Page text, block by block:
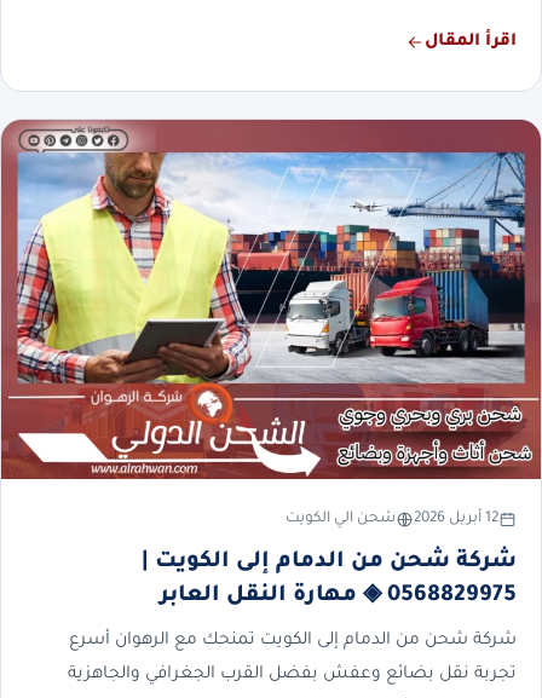
اقرأ المقال
12 أبريل 2026 شحن الي الكويت
شركة شحن من الدمام إلى الكويت |
0568829975 ◈ مهارة النقل العابر
شركة شحن من الدمام إلى الكويت تمنحك مع الرهوان أسرع
تجربة نقل بضائع وعفش بفضل القرب الجغرافي والجاهزية